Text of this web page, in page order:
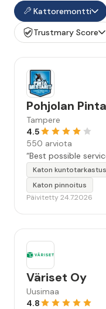
Kattoremontti
Trustmary Score
Pohjolan
Tampere
4.5
550 arviota
“Best possible
Katon kuntotarkastus
Katon pinnoitus
Päivitetty 24.7.2026
Väriset Oy
Uusimaa
4.8